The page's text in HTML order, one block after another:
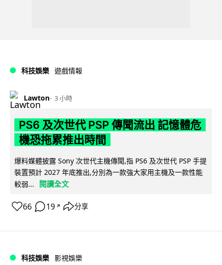
科技娛樂 遊戲情報
Lawton 3 小時
PS6 及次世代 PSP 傳聞流出 記憶體危
機恐拖累推出時間
爆料媒體披露 Sony 次世代主機傳聞,指 PS6 及次世代 PSP 手提
裝置預計 2027 年底推出,分別為一款強大家用主機及一款性能
較弱...
閱讀全文
66 19 ↗ 分享
科技娛樂 影視娛樂